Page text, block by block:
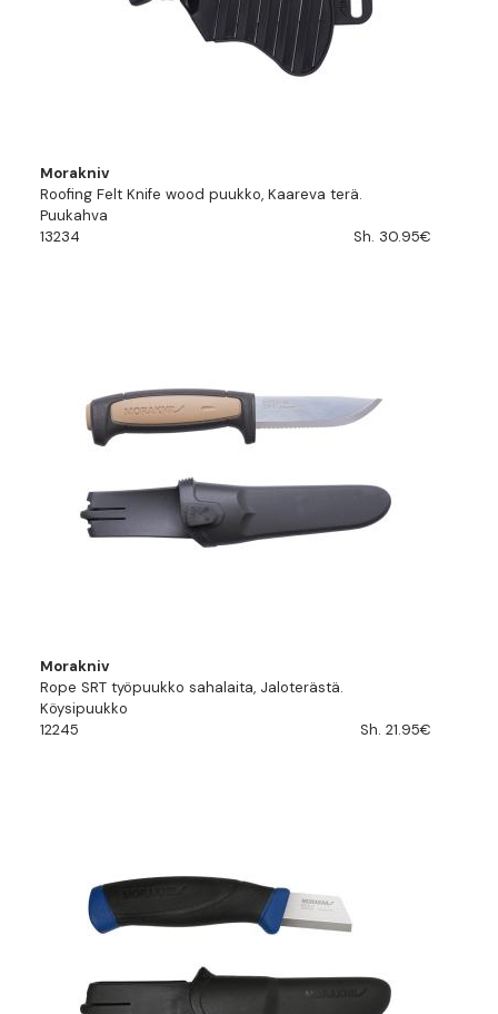
Morakniv
Roofing Felt Knife wood puukko, Kaareva terä.
Puukahva
13234
Sh. 30.95€
Morakniv
Rope SRT työpuukko sahalaita, Jaloterästä.
Köysipuukko
12245
Sh. 21.95€